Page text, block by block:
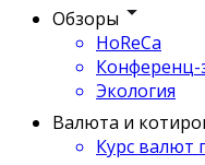
Обзоры
HoReCa
Конференц-
Экология
Валюта и
Курс валют